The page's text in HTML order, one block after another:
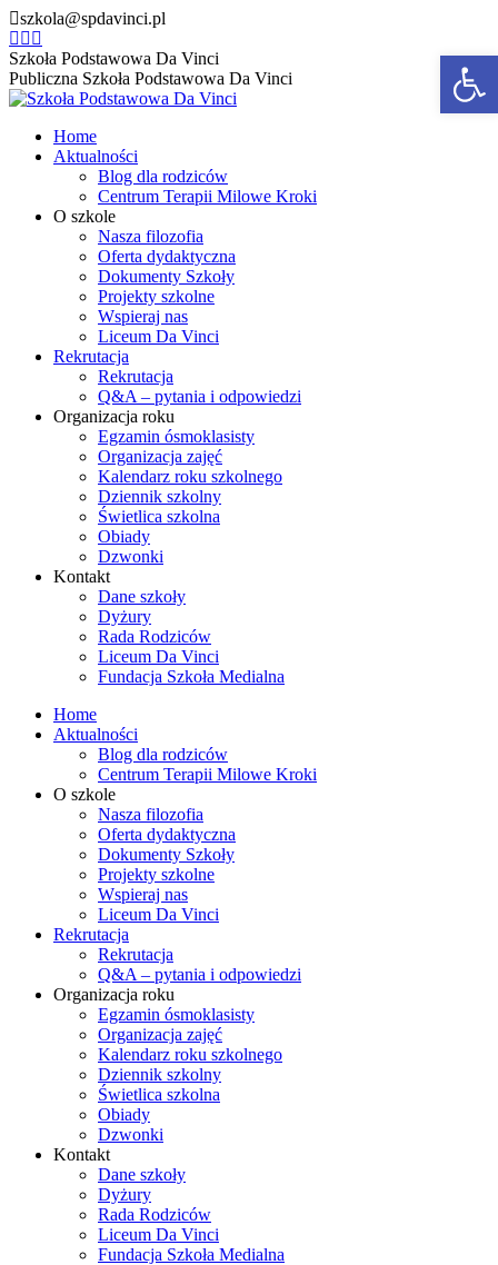
Przewiń
do
zawartości
szkola@spdavinci.pl
Facebook
page
opens
in
window
Instagram
page
opens
in
window
page
opens
in
window
Szkoła Podstawowa Da Vinci
Publiczna Szkoła Podstawowa Da Vinci
Home
Aktualności
Blog dla rodziców
Centrum Terapii Milowe Kroki
O szkole
Nasza filozofia
Oferta dydaktyczna
Dokumenty Szkoły
Projekty szkolne
Wspieraj nas
Liceum Da Vinci
Rekrutacja
Rekrutacja
Q&A – pytania i odpowiedzi
Organizacja roku
Egzamin ósmoklasisty
Organizacja zajęć
Kalendarz roku szkolnego
Dziennik szkolny
Świetlica szkolna
Obiady
Dzwonki
Kontakt
Dane szkoły
Dyżury
Rada Rodziców
Liceum Da Vinci
Fundacja Szkoła Medialna
Home
Aktualności
Blog dla rodziców
Centrum Terapii Milowe Kroki
O szkole
Nasza filozofia
Oferta dydaktyczna
Dokumenty Szkoły
Projekty szkolne
Wspieraj nas
Liceum Da Vinci
Rekrutacja
Rekrutacja
Q&A – pytania i odpowiedzi
Organizacja roku
Egzamin ósmoklasisty
Organizacja zajęć
Kalendarz roku szkolnego
Dziennik szkolny
Świetlica szkolna
Obiady
Dzwonki
Kontakt
Dane szkoły
Dyżury
Rada Rodziców
Liceum Da Vinci
Fundacja Szkoła Medialna